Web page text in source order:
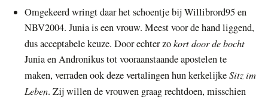
Omgekeerd wringt daar het schoentje bij Willibrord95 en
NBV2004. Junia is een vrouw. Meest voor de hand liggend,
dus acceptabele keuze. Door echter zokort door de bocht
Junia en Andronikus tot vooraanstaande apostelen te
maken, verraden ook deze vertalingen hun kerkelijkeSitz im
Leben. Zij willen de vrouwen graag rechtdoen, misschien